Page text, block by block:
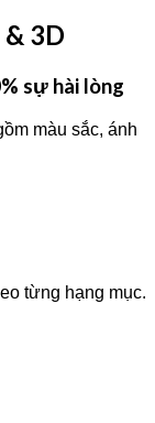
3D
sự hài lòng
màu sắc, ánh
từng hạng mục.